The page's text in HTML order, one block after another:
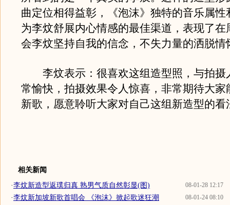
曲定位相得益彰，《泡沫》独特的音乐属性
为李炆舒展内心情感的最佳渠道，表现了在
会李炆坚持自我的信念，不失力量的洒脱情
李炆表示：很喜欢这组造型照，与拍摄
常愉快，拍摄效果令人惊喜，非常期待大家
新歌，愿意聆听大家对自己这组新造型的看
相关新闻
08-01-28 12:17
·李炆新造型返璞归真 熟男气质自然彰显(图)
08-01-24 08:10
·李炆新加坡新歌首唱会 《泡沫》掀起歌迷狂潮